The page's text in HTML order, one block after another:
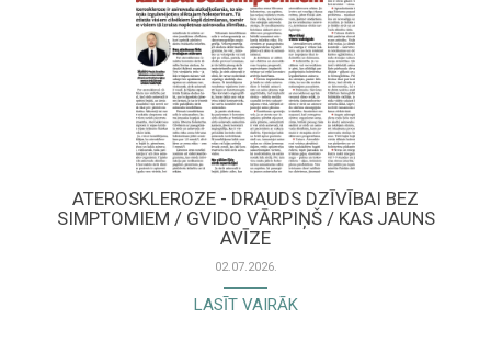
ATEROSKLEROZE - DRAUDS DZĪVĪBAI BEZ
SIMPTOMIEM / GVIDO VĀRPIŅŠ / KAS JAUNS
AVĪZE
02.07.2026.
LASĪT VAIRĀK